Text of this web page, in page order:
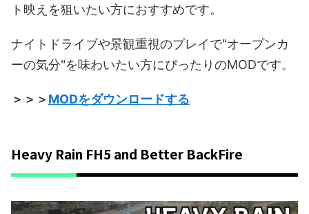
ト映えを狙いたい方におすすめです。
ナイトドライブや景観重視のプレイで"オープンカ
ーの気分"を味わいたい方にぴったりのMODです。
＞＞＞MODをダウンロードする
Heavy Rain FH5 and Better BackFire